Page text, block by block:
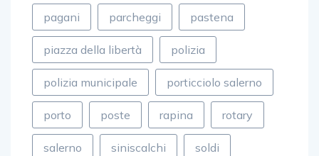
pagani parcheggi pastena
piazza della libertà polizia
polizia municipale porticciolo salerno
porto poste rapina rotary
salerno siniscalchi soldi